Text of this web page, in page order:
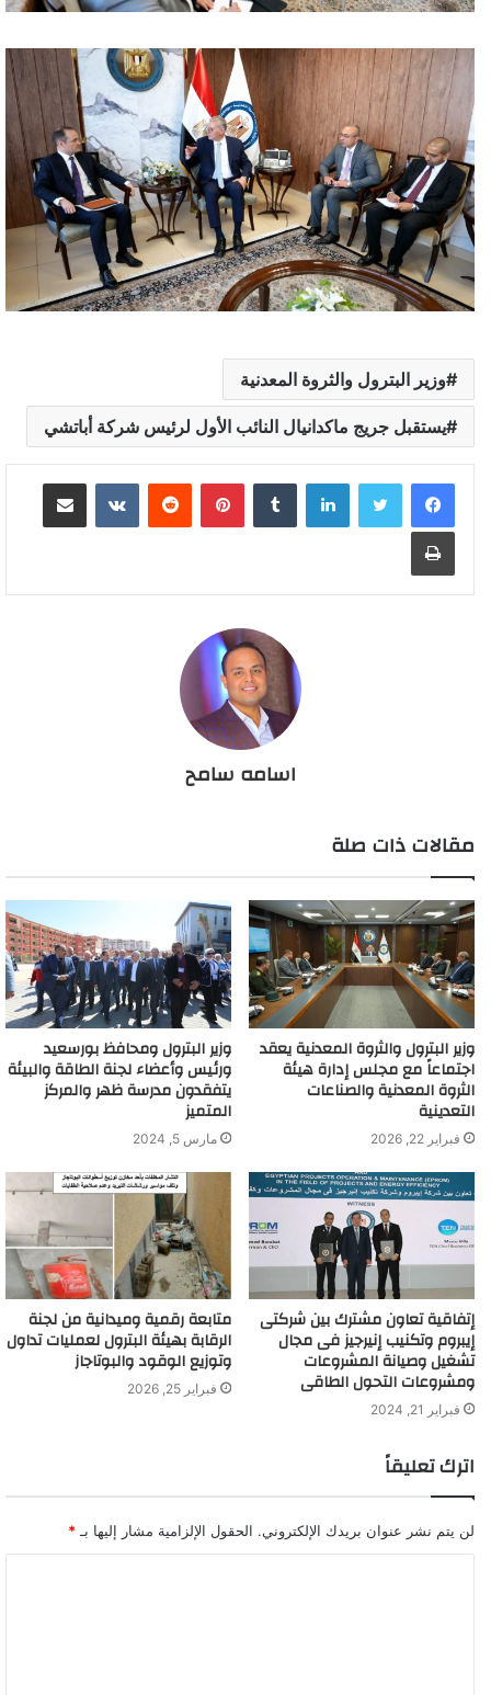
وزير البترول والثروة المعدنية
يستقبل جريج ماكدانيال النائب الأول لرئيس شركة أباتشي
لينكدإن بينتيريست مشاركة عبر البريد
طباعة
اسامه سامح
مقالات ذات صلة
وزير البترول والثروة المعدنية يعقد
اجتماعاً مع مجلس إدارة هيئة
الثروة المعدنية والصناعات
التعدينية
فبراير 22, 2026
وزير البترول ومحافظ بورسعيد
ورئيس وأعضاء لجنة الطاقة والبيئة
يتفقدون مدرسة ظهر والمركز
المتميز
مارس 5, 2024
إتفاقية تعاون مشترك بين شركتى
إيبروم وتكنيب إنيرجيز فى مجال
تشغيل وصيانة المشروعات
ومشروعات التحول الطاقى
فبراير 21, 2024
متابعة رقمية وميدانية من لجنة
الرقابة بهيئة البترول لعمليات تداول
وتوزيع الوقود والبوتاجاز
فبراير 25, 2026
اترك تعليقاً
لن يتم نشر عنوان بريدك الإلكتروني. الحقول الإلزامية مشار إليها بـ *